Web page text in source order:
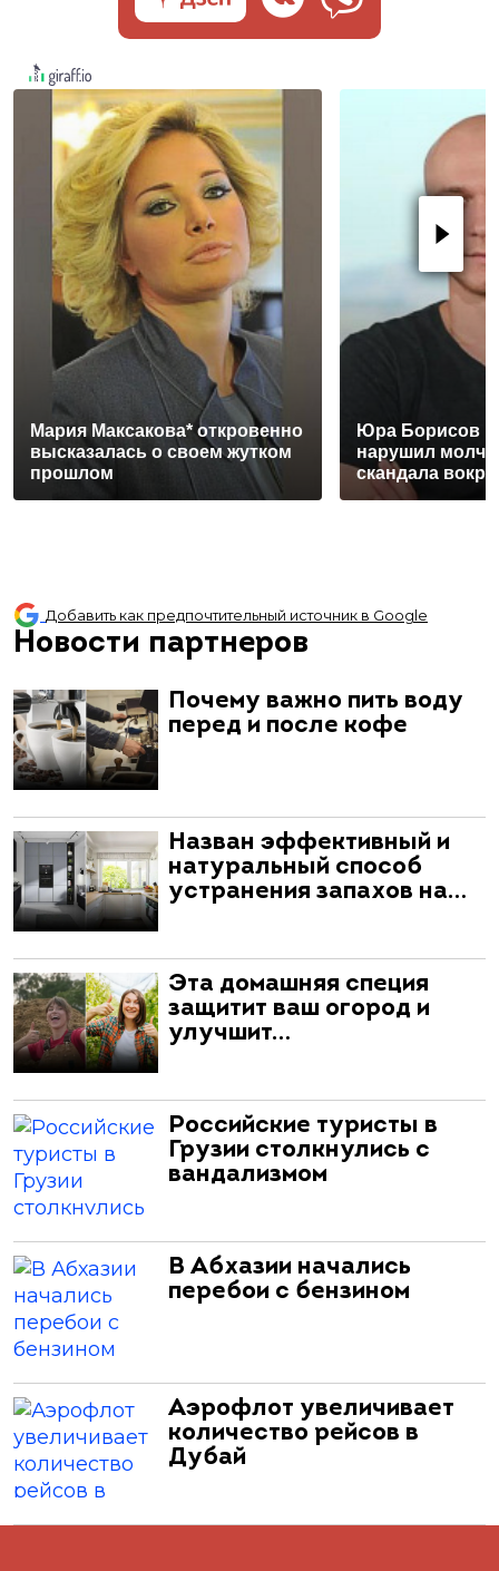
Мария Максакова* откровенно
высказалась о своем жутком
прошлом
Юра Борисов
нарушил
скандала
Добавить как предпочтительный источник в Google
Новости партнеров
Почему важно пить воду
перед и после кофе
Назван эффективный и
натуральный способ
устранения запахов на…
Эта домашняя специя
защитит ваш огород и
улучшит…
Российские туристы в
Грузии столкнулись с
вандализмом
В Абхазии начались
перебои с бензином
Аэрофлот увеличивает
количество рейсов в
Дубай